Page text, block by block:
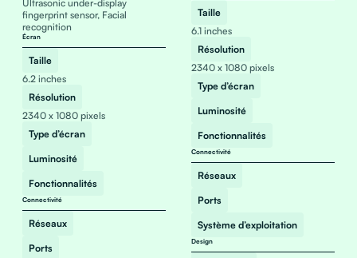
Ultrasonic under-display
fingerprint sensor, Facial
recognition
Écran
Taille
6.2 inches
Résolution
2340 x 1080 pixels
Type d’écran
Luminosité
Fonctionnalités
Connectivité
Réseaux
Ports
Taille
6.1 inches
Résolution
2340 x 1080 pixels
Type d’écran
Luminosité
Fonctionnalités
Connectivité
Réseaux
Ports
Système d’exploitation
Design